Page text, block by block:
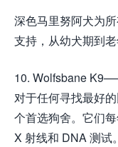
深色马里努阿犬为
支持，从幼犬期到老
10. Wolfsbane
对于任何寻找最好
个首选狗舍。它们
X 射线和 DNA 测试。